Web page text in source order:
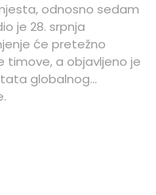
odnosno sedam
je 28. srpnja
će pretežno
timove, a objavljeno je
globalnog